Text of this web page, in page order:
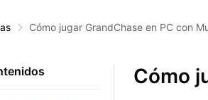
Cómo jugar GrandChase en PC con
Cómo